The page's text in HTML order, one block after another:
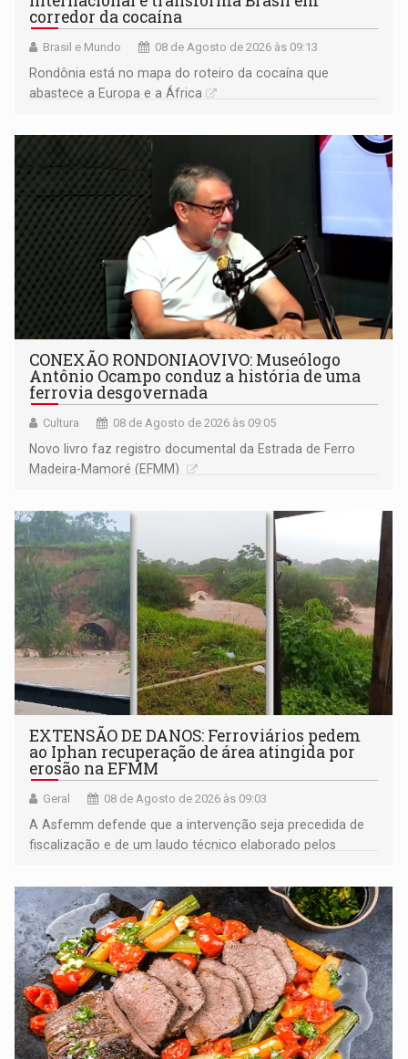
corredor da cocaína
Brasil e Mundo 08 de Agosto de 2026 às 09:13
Rondônia está no mapa do roteiro da cocaína que
abastece a Europa e a África
CONEXÃO RONDONIAOVIVO: Museólogo
Antônio Ocampo conduz a história de uma
ferrovia desgovernada
Cultura 08 de Agosto de 2026 às 09:05
Novo livro faz registro documental da Estrada de Ferro
Madeira-Mamoré (EFMM)
EXTENSÃO DE DANOS: Ferroviários pedem
ao Iphan recuperação de área atingida por
erosão na EFMM
Geral 08 de Agosto de 2026 às 09:03
A Asfemm defende que a intervenção seja precedida de
fiscalização e de um laudo técnico elaborado pelos